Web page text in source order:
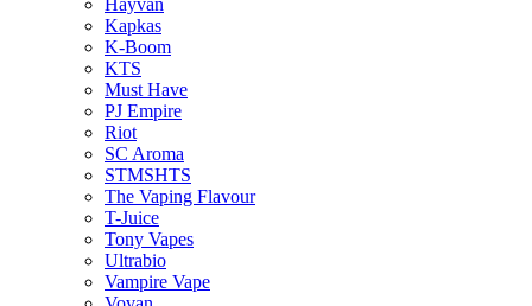
Hayvan
Kapkas
K-Boom
KTS
Must Have
PJ Empire
Riot
SC Aroma
STMSHTS
The Vaping Flavour
T-Juice
Tony Vapes
Ultrabio
Vampire Vape